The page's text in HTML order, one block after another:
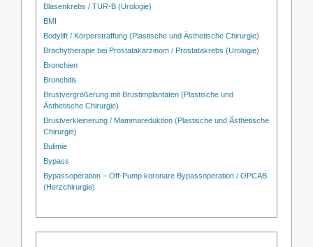
Blasenkrebs / TUR-B (Urologie)
BMI
Bodylift / Körperstraffung (Plastische und Ästhetische Chirurgie)
Brachytherapie bei Prostatakarzinom / Prostatakrebs (Urologie)
Bronchien
Bronchitis
Brustvergrößerung mit Brustimplantaten (Plastische und
Ästhetische Chirurgie)
Brustverkleinerung / Mammareduktion (Plastische und Ästhetische
Chirurgie)
Bulimie
Bypass
Bypassoperation – Off-Pump koronare Bypassoperation / OPCAB
(Herzchirurgie)